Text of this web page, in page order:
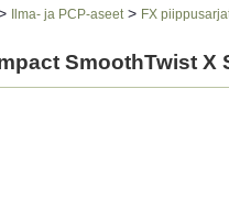
Ilma- ja PCP-aseet > FX
SmoothTwist X